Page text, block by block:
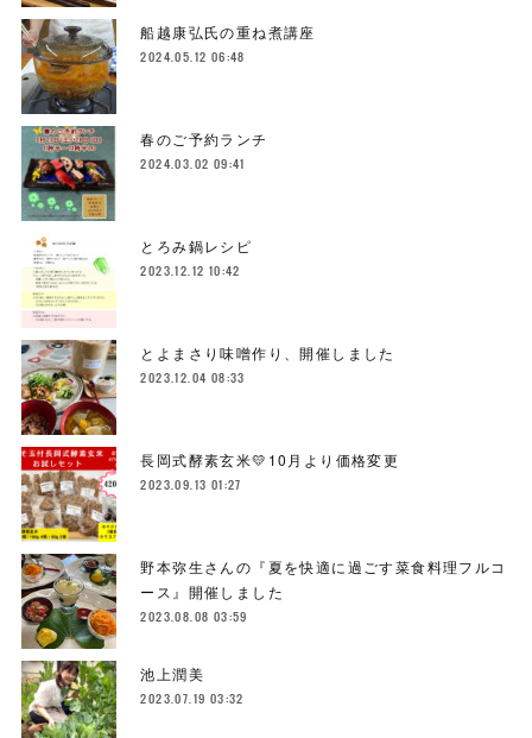
船越康弘氏の重ね煮講座
2024.05.12 06:48
春のご予約ランチ
2024.03.02 09:41
とろみ鍋レシピ
2023.12.12 10:42
とよまさり味噌作り、開催しました
2023.12.04 08:33
長岡式酵素玄米💛10月より価格変更
2023.09.13 01:27
野本弥生さんの『夏を快適に過ごす菜食料理フルコ
ース』開催しました
2023.08.08 03:59
池上潤美
2023.07.19 03:32